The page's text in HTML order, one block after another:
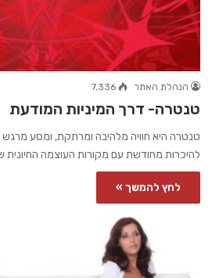
הנהלת האתר 7,336
טנטרה- דרך המיניות המודעת
טנטרה היא חוויה מלהיבה ומרתקת, ומסע מרגש
להיכרות מחודשת עם מקורות העוצמה החיונית
לחץ להמשך »